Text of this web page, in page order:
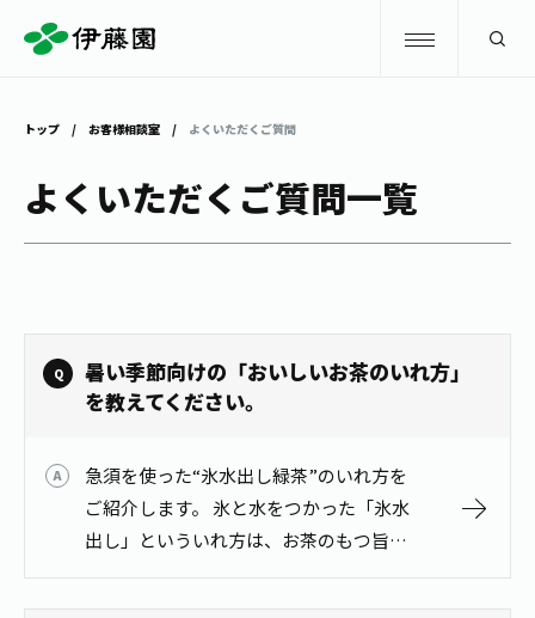
お〜いお茶
TULLY'S COFFEE
1日分の野菜
お茶を知る・楽しむ
お茶を知る・楽しむ
お茶のいれ方
体験・イベント
体験・イベント
見学・体験
店舗・通販
店舗・通販
トップ お客様相談室 よくいただくご質問
よくいただくご質問一覧
暑い季節向けの「おいしいお茶のいれ方」
を教えてください。
急須を使った“氷水出し緑茶”のいれ方を
ご紹介します。 氷と水をつかった「氷水
出し」といういれ方は、お茶のもつ旨み
をたっぷり引き出すことができ、水色
（すいしょく：お茶の抽出液の色）も緑